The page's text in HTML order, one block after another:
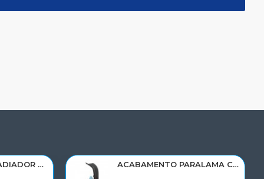
RESERVATORIO RADIADOR AGUA SCANIA 124 NTG P/G/R/S/XT 2019> 2545033/RP082 ACABAMENTO PARALAMA CABINE SCANIA NTG P/G/R/S LD PARTE DIANT 2298022